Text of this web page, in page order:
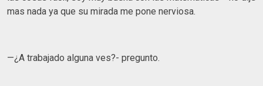
mas nada ya que su mirada me pone nerviosa.
—¿A trabajado alguna ves?- pregunto.